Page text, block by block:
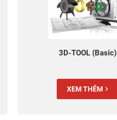
3D-TOOL (Basic)
XEM THÊM